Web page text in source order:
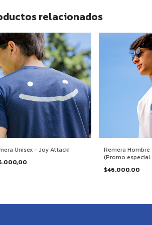
relacionados
Unisex - Joy Attack!
Remera
(Promo
"PRECIOAMIGO"
$46.000,00